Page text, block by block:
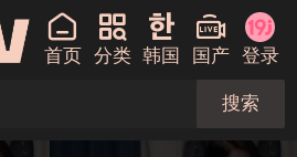
首页 分类 韩国 国产 登录
搜索